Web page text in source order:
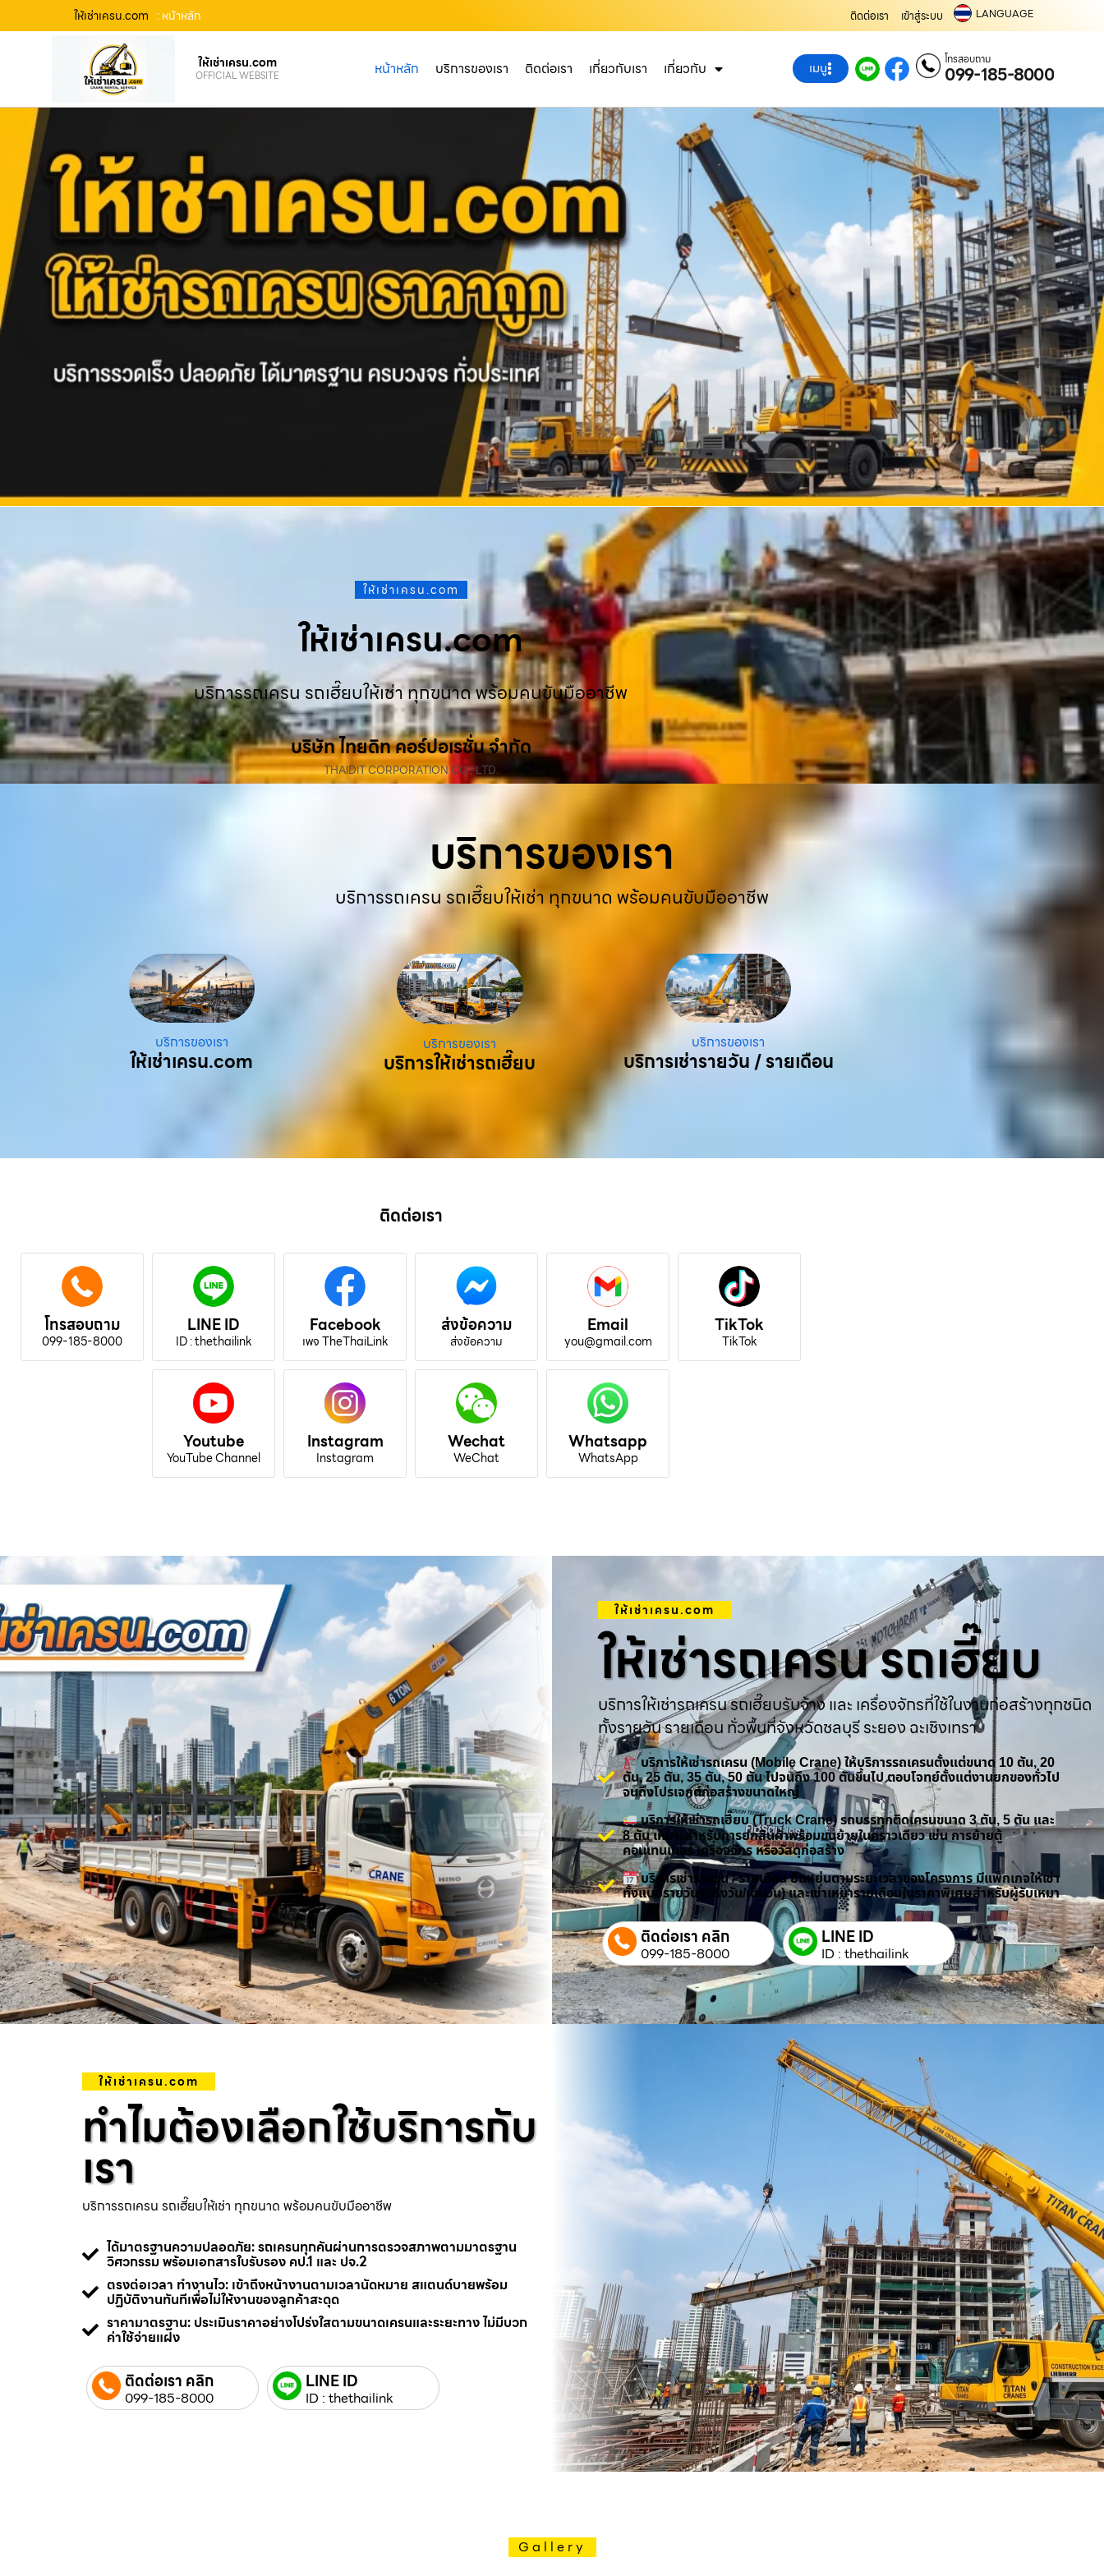
ให้เช่าเครน.com : หน้าหลัก ติดต่อเรา เข้าสู่ระบบ LANGUAGE
ให้เช่าเครน.com
OFFICIAL WEBSITE หน้าหลัก บริการของเรา ติดต่อเรา เกี่ยวกับเรา เกี่ยวกับ เมนู โทรสอบถาม
099-185-8000
ให้เช่าเครน.com
ให้เช่าเครน.com
บริการรถเครน รถเฮี๊ยบให้เช่า ทุกขนาด พร้อมคนขับมืออาชีพ
บริษัท ไทยดิท คอร์ปอเรชั่น จำกัด
THAIDIT CORPORATION CO., LTD.
บริการของเรา
บริการรถเครน รถเฮี๊ยบให้เช่า ทุกขนาด พร้อมคนขับมืออาชีพ
บริการของเรา
ให้เช่าเครน.com
บริการของเรา
บริการให้เช่ารถเฮี๊ยบ
บริการของเรา
บริการเช่ารายวัน / รายเดือน
ติดต่อเรา
โทรสอบถาม
099-185-8000
LINE ID
ID : thethailink
Facebook
เพจ TheThaiLink
ส่งข้อความ
ส่งข้อความ
Email
you@gmail.com
TikTok
TikTok
Youtube
YouTube Channel
Instagram
Instagram
Wechat
WeChat
Whatsapp
WhatsApp
ให้เช่าเครน.com
ให้เช่ารถเครน รถเฮี๊ยบ
บริการให้เช่ารถเครน รถเฮี๊ยบรับจ้าง และ เครื่องจักรที่ใช้ในงานก่อสร้างทุกชนิด
ทั้งรายวัน รายเดือน ทั่วพื้นที่จังหวัดชลบุรี ระยอง ฉะเชิงเทรา
บริการให้เช่ารถเครน (Mobile Crane) ให้บริการรถเครนตั้งแต่ขนาด 10 ตัน, 20
ตัน, 25 ตัน, 35 ตัน, 50 ตัน ไปจนถึง 100 ตันขึ้นไป ตอบโจทย์ตั้งแต่งานยกของทั่วไป
จนถึงโปรเจกต์ก่อสร้างขนาดใหญ่
บริการให้เช่ารถเฮี๊ยบ (Truck Crane) รถบรรทุกติดเครนขนาด 3 ตัน, 5 ตัน และ
8 ตัน เหมาะสำหรับการยกสินค้าพร้อมขนย้ายในคราวเดียว เช่น การย้ายตู้
คอนเทนเนอร์ เครื่องจักร หรือวัสดุก่อสร้าง
บริการเช่ารายวัน / รายเดือน ยืดหยุ่นตามระยะเวลาของโครงการ มีแพ็กเกจให้เช่า
ทั้งแบบรายวัน (ครึ่งวัน/เต็มวัน) และเช่าเหมารายเดือนในราคาพิเศษสำหรับผู้รับเหมา
ติดต่อเรา คลิก
099-185-8000
LINE ID
ID : thethailink
ให้เช่าเครน.com
ทำไมต้องเลือกใช้บริการกับ
เรา
บริการรถเครน รถเฮี๊ยบให้เช่า ทุกขนาด พร้อมคนขับมืออาชีพ
ได้มาตรฐานความปลอดภัย: รถเครนทุกคันผ่านการตรวจสภาพตามมาตรฐาน
วิศวกรรม พร้อมเอกสารใบรับรอง คป.1 และ ปจ.2
ตรงต่อเวลา ทำงานไว: เข้าถึงหน้างานตามเวลานัดหมาย สแตนด์บายพร้อม
ปฏิบัติงานทันทีเพื่อไม่ให้งานของลูกค้าสะดุด
ราคามาตรฐาน: ประเมินราคาอย่างโปร่งใสตามขนาดเครนและระยะทาง ไม่มีบวก
ค่าใช้จ่ายแฝง
ติดต่อเรา คลิก
099-185-8000
LINE ID
ID : thethailink
Gallery